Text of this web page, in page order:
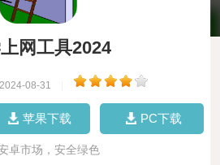
网工具2024
08-31
苹果下载 PC下载
卓市场，安全绿色